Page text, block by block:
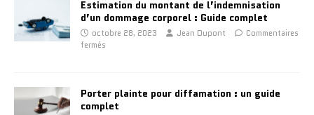
Estimation du montant de l’indemnisation
d’un dommage corporel : Guide complet
octobre 28, 2023 Jean Dupont
Commentaires
fermés
Porter plainte pour diffamation : un guide
complet